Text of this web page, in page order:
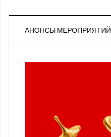
АНОНСЫ МЕРОПРИЯТИЙ